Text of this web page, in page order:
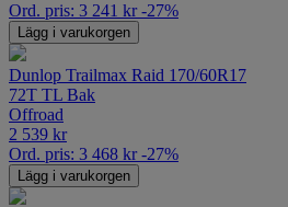
Ord. pris: 3 241 kr -27%
Lägg i varukorgen
Dunlop Trailmax Raid 170/60R17
72T TL Bak
Offroad
2 539 kr
Ord. pris: 3 468 kr -27%
Lägg i varukorgen